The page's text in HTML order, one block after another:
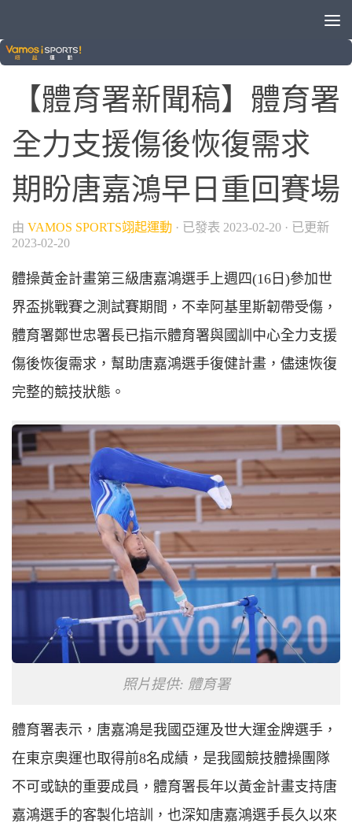
綜合運動 / 體操
【體育署新聞稿】體育署
全力支援傷後恢復需求
期盼唐嘉鴻早日重回賽場
由 VAMOS SPORTS翊起運動 · 已發表 2023-02-20 · 已更新
2023-02-20
體操黃金計畫第三級唐嘉鴻選手上週四(16日)參加世
界盃挑戰賽之測試賽期間，不幸阿基里斯韌帶受傷，
體育署鄭世忠署長已指示體育署與國訓中心全力支援
傷後恢復需求，幫助唐嘉鴻選手復健計畫，儘速恢復
完整的競技狀態。
照片提供: 體育署
體育署表示，唐嘉鴻是我國亞運及世大運金牌選手，
在東京奧運也取得前8名成績，是我國競技體操團隊
不可或缺的重要成員，體育署長年以黃金計畫支持唐
嘉鴻選手的客製化培訓，也深知唐嘉鴻選手長久以來